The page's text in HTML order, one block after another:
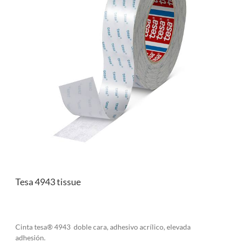
Tesa 4943 tissue
Cinta tesa® 4943 doble cara, adhesivo acrílico, elevada
adhesión.